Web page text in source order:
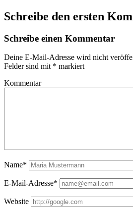
Schreibe den ersten
Schreibe einen Kommentar
Deine E-Mail-Adresse wird nicht
Felder sind mit * markiert
Kommentar
Name*
E-Mail-Adresse*
Website